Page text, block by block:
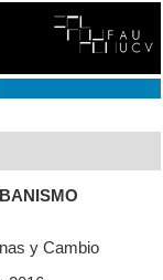
y Cambio